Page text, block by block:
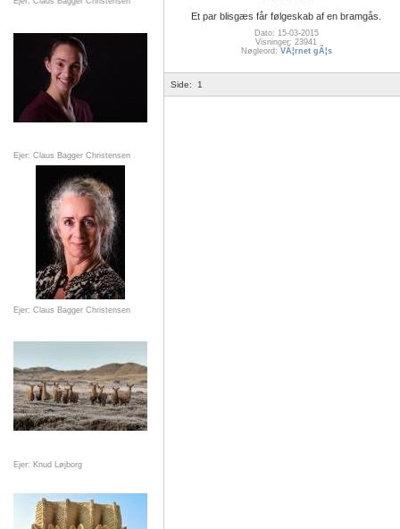
Ejer: Claus Bagger Christensen
Ejer: Claus Bagger Christensen
Ejer: Knud Løjborg
Et par blisgæs får følgeskab af en bramgås.
Dato: 15-03-2015
Visninger: 23941
Nøgleord: VÃ¦rnet gÃ¦s
Side: 1